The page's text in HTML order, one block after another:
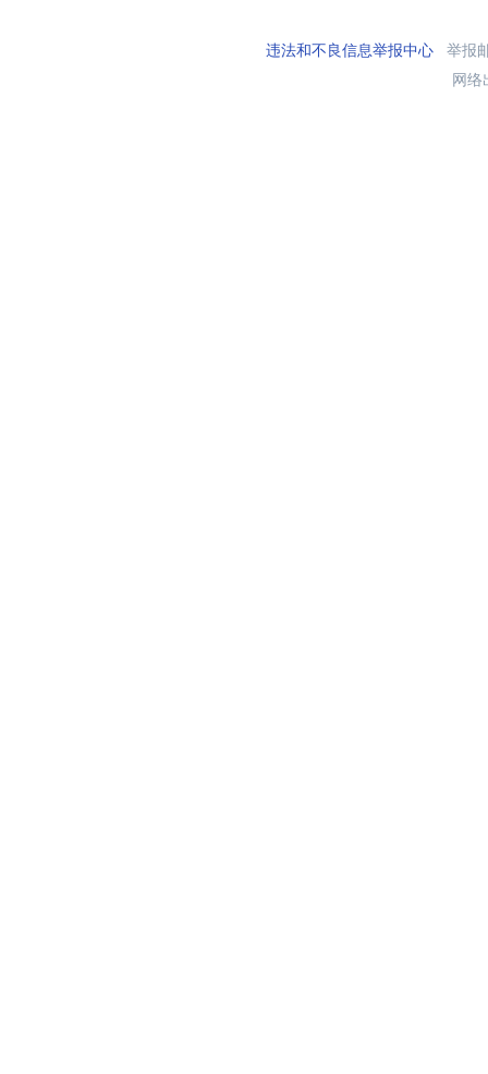
违法和不良信息举报中心举报
网